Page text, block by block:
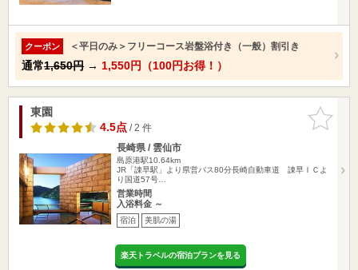
クーポン ＜平日のみ＞フリーコース岩盤浴付き（一般）割引き
通常1,650円 → 1,550円（100円お得！）
お気に入
りに追加
東園
4.5点/ 2 件
長崎県 / 雲仙市
島原港駅10.64km
JR「諌早駅」より県営バス80分長崎自動車道 諌早ＩＣよ
り国道57号…
営業時間
入浴料金 ～
宿泊 美肌の湯
楽天トラベルの宿泊プランを見る